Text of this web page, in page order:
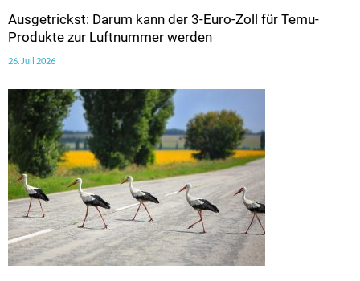
Ausgetrickst: Darum kann der 3-Euro-Zoll für Temu-
Produkte zur Luftnummer werden
26. Juli 2026